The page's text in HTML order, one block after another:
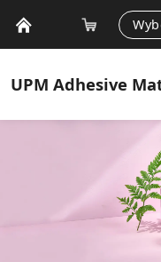
UPM Adhesive